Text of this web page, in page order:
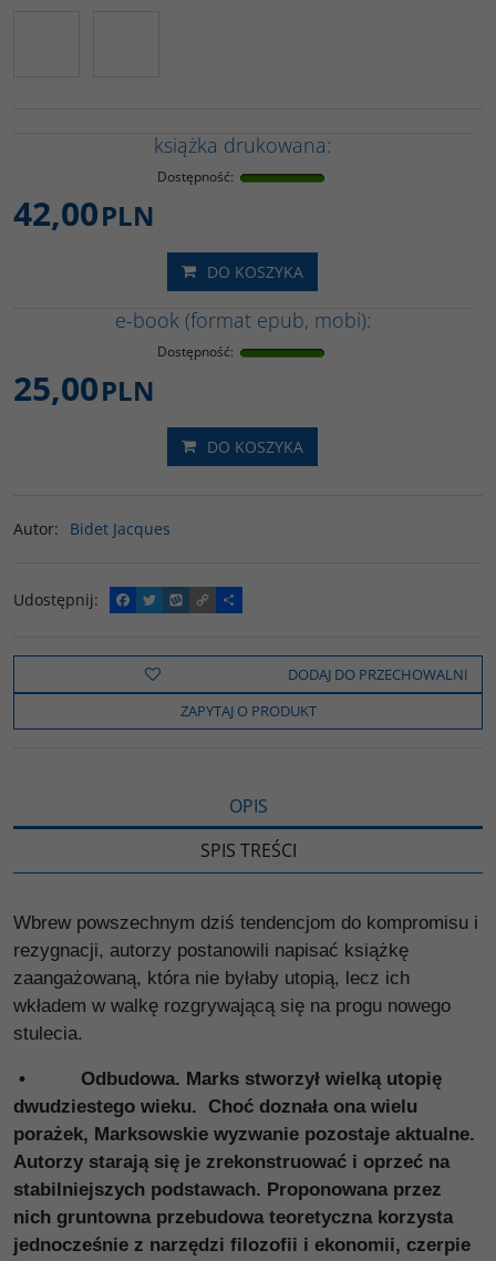
książka drukowana:
Dostępność:
42,00PLN
DO KOSZYKA
e-book (format epub, mobi):
Dostępność:
25,00PLN
DO KOSZYKA
Autor: Bidet Jacques
Udostępnij:
F
a
e
o
k
T
w
t
t
e
W
y
o
C
o
y
i
n
k
P
o
z
e
l
s
DODAJ DO PRZECHOWALNI
ZAPYTAJ O PRODUKT
OPIS
SPIS TREŚCI
Wbrew powszechnym dziś tendencjom do kompromisu i
rezygnacji, autorzy postanowili napisać książkę
zaangażowaną, która nie byłaby utopią, lecz ich
wkładem w walkę rozgrywającą się na progu nowego
stulecia.
• Odbudowa. Marks stworzył wielką utopię
dwudziestego wieku. Choć doznała ona wielu
porażek, Marksowskie wyzwanie pozostaje aktualne.
Autorzy starają się je zrekonstruować i oprzeć na
stabilniejszych podstawach. Proponowana przez
nich gruntowna przebudowa teoretyczna korzysta
jednocześnie z narzędzi filozofii i ekonomii, czerpie